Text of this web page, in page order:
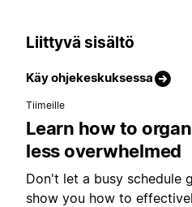
Liittyvä sisältö
Käy ohjekeskuksessa
Tiimeille
Learn how to
less overwhelmed
Don't let a busy schedule
show you how to